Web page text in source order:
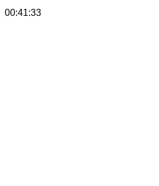
00:41:33